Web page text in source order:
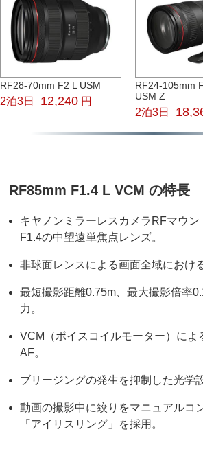
RF28-70mm F2 L USM
2泊3日 12,240 円
RF24-105mm
USM Z
2泊3日
RF85mm F1.4 L VCM の特長
キヤノンミラーレスカメラRFマウ
F1.4の中望遠単焦点レンズ。
非球面レンスによる画面全域におけ
最短撮影距離0.75m、最大撮影倍率
力。
VCM（ボイスコイルモーター）によ
AF。
ブリージングの発生を抑制した光学
動画の撮影中に絞りをマニュアルコ
「アイリスリング」を採用。